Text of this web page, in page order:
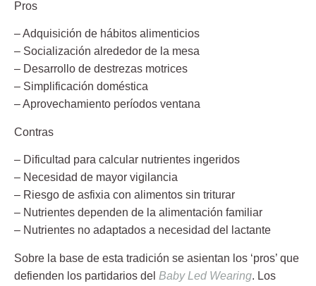
Pros
– Adquisición de hábitos alimenticios
– Socialización alrededor de la mesa
– Desarrollo de destrezas motrices
– Simplificación doméstica
– Aprovechamiento períodos ventana
Contras
– Dificultad para calcular nutrientes ingeridos
– Necesidad de mayor vigilancia
– Riesgo de asfixia con alimentos sin triturar
– Nutrientes dependen de la alimentación familiar
– Nutrientes no adaptados a necesidad del lactante
Sobre la base de esta tradición se asientan los ‘pros’ que
defienden los partidarios del Baby Led Wearing. Los